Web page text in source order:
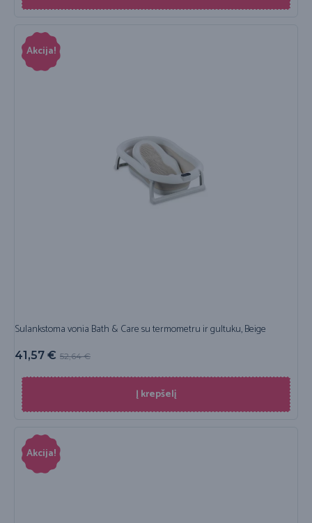
Akcija!
Sulankstoma vonia Bath & Care su termometru ir gultuku, Beige
52,64€
41,57 €
Į krepšelį
Akcija!